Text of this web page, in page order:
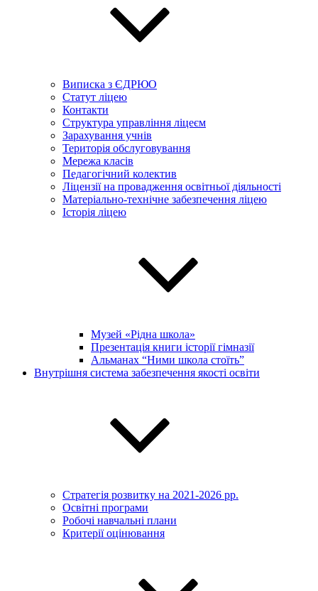
Виписка з ЄДРЮО
Статут ліцею
Контакти
Структура управління ліцеєм
Зарахування учнів
Територія обслуговування
Мережа класів
Педагогічний колектив
Ліцензії на провадження освітньої діяльності
Матеріально-технічне забезпечення ліцею
Історія ліцею
Музей «Рідна школа»
Презентація книги історії гімназії
Альманах “Ними школа стоїть”
Внутрішня система забезпечення якості освіти
Стратегія розвитку на 2021-2026 рр.
Освітні програми
Робочі навчальні плани
Критерії оцінювання